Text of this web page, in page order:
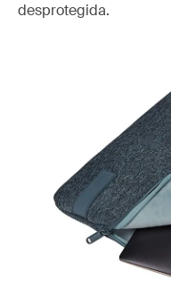
desprotegida.